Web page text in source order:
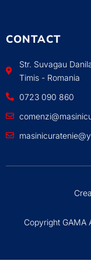
CONTACT
Str. Suvagau
Timis - Romania
0723 090 860
Copyright GAMA